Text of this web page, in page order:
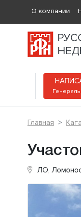
О компании
Главная
ЛО,